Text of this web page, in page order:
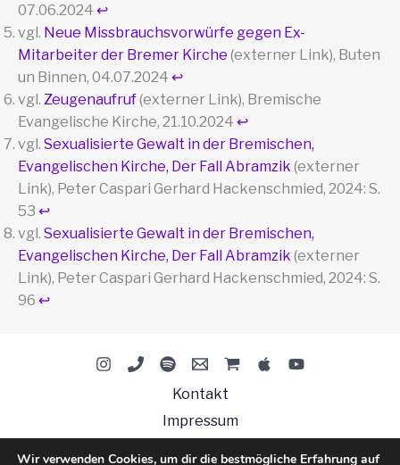
07.06.2024 ↩︎
vgl. Neue Missbrauchsvorwürfe gegen Ex-
Mitarbeiter der Bremer Kirche (externer Link), Buten
un Binnen, 04.07.2024 ↩︎
vgl. Zeugenaufruf(externer Link), Bremische
Evangelische Kirche, 21.10.2024 ↩︎
vgl. Sexualisierte Gewalt in der Bremischen,
Evangelischen Kirche, Der Fall Abramzik (externer
Link), Peter Caspari Gerhard Hackenschmied, 2024: S.
53 ↩︎
vgl. Sexualisierte Gewalt in der Bremischen,
Evangelischen Kirche, Der Fall Abramzik (externer
Link), Peter Caspari Gerhard Hackenschmied, 2024: S.
96 ↩︎
Kontakt
Impressum
Wir verwenden Cookies, um dir die bestmögliche Erfahrung auf